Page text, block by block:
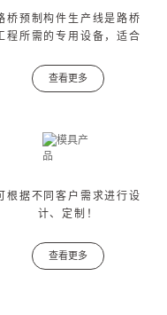
路桥生产线
桥预制构件生产线是路桥
程所需的专用设备，适合
、盖梁、节段梁、T型梁等
各种规格路桥预制构件。
查看更多
模具产品
根据不同客户需求进行设
计、定制！
查看更多